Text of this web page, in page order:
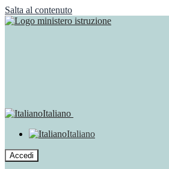
Salta al contenuto
Italiano
Italiano
Accedi